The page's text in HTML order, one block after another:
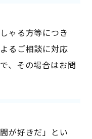
ゃる方等につき
るご相談に対応
、その場合はお問
が好きだ」とい